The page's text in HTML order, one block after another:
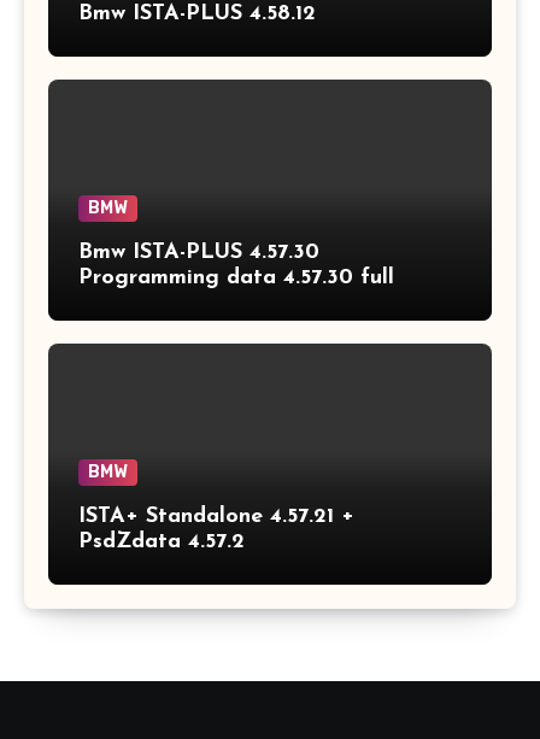
Bmw ISTA-PLUS 4.58.12
BMW
Bmw ISTA-PLUS 4.57.30
Programming data 4.57.30 full
BMW
ISTA+ Standalone 4.57.21 +
PsdZdata 4.57.2